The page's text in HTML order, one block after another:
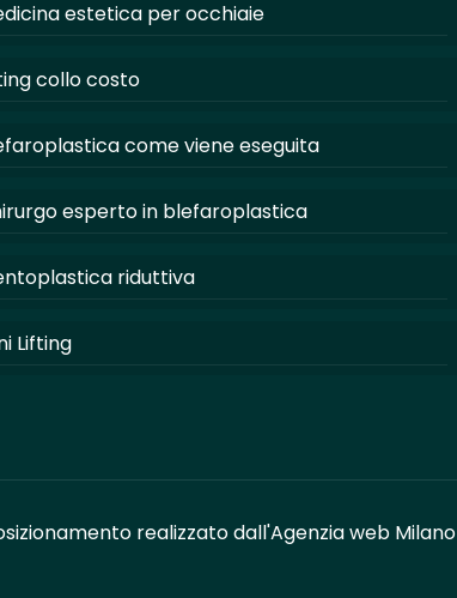
estetica per occhiaie
collo costo
come viene eseguita
esperto in blefaroplastica
riduttiva
Lifting
realizzato dall'Agenzia web Milano